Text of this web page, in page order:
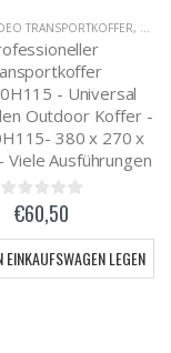
TRANSPORTKOFFER
TRANSPORTKOFFER,
- Universal
Outdoor Koffer -
380 x 270 x
Viele Ausführungen
€60,50
EINKAUFSWAGEN LEGEN